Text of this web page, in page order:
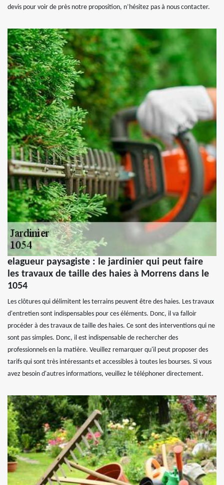
devis pour voir de près notre proposition, n’hésitez pas à nous contacter.
elagueur paysagiste : le jardinier qui peut faire
les travaux de taille des haies à Morrens dans le
1054
Les clôtures qui délimitent les terrains peuvent être des haies. Les travaux
d'entretien sont indispensables pour ces éléments. Donc, il va falloir
procéder à des travaux de taille des haies. Ce sont des interventions qui ne
sont pas simples. Donc, il est indispensable de rechercher des
professionnels en la matière. Veuillez remarquer qu'il peut proposer des
tarifs qui sont très intéressants et accessibles à toutes les bourses. Si vous
avez besoin d'autres informations, veuillez le téléphoner directement.